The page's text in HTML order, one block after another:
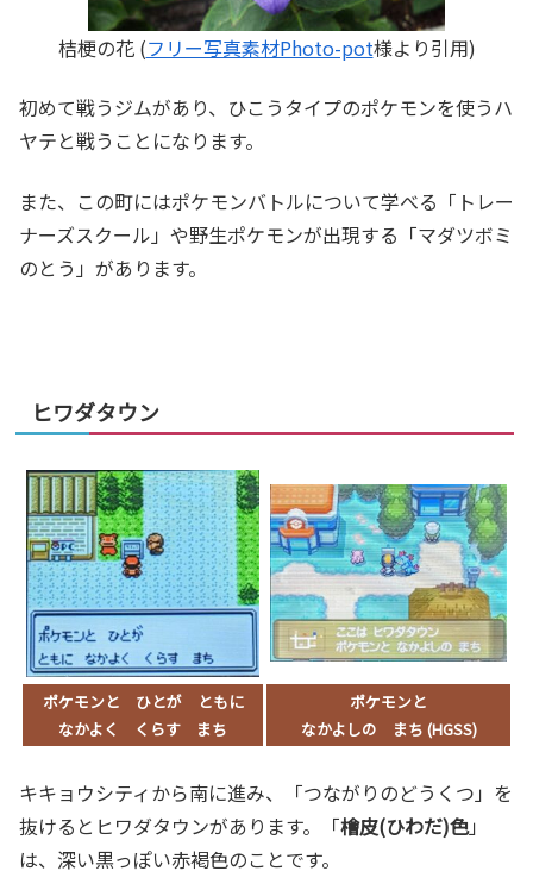
桔梗の花 (フリー写真素材Photo-pot様より引用)
初めて戦うジムがあり、ひこうタイプのポケモンを使うハ
ヤテと戦うことになります。
また、この町にはポケモンバトルについて学べる「トレー
ナーズスクール」や野生ポケモンが出現する「マダツボミ
のとう」があります。
ヒワダタウン
ポケモンと ひとが ともに
なかよく くらす まち
ポケモンと
なかよしの まち (HGSS)
キキョウシティから南に進み、「つながりのどうくつ」を
抜けるとヒワダタウンがあります。「檜皮(ひわだ)色」
は、深い黒っぽい赤褐色のことです。